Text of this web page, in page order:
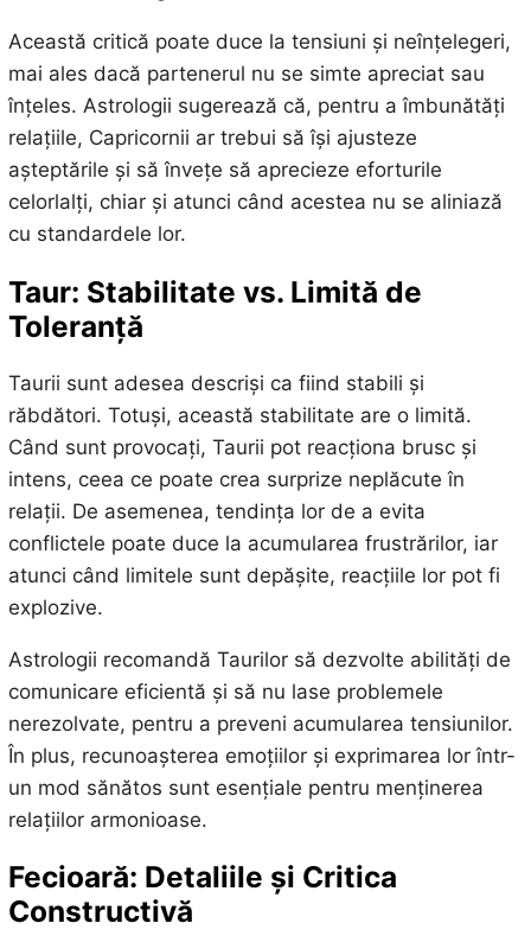
Această critică poate duce la tensiuni și neînțelegeri,
mai ales dacă partenerul nu se simte apreciat sau
înțeles. Astrologii sugerează că, pentru a îmbunătăți
relațiile, Capricornii ar trebui să își ajusteze
așteptările și să învețe să aprecieze eforturile
celorlalți, chiar și atunci când acestea nu se aliniază
cu standardele lor.
Taur: Stabilitate vs. Limită de
Toleranță
Taurii sunt adesea descriși ca fiind stabili și
răbdători. Totuși, această stabilitate are o limită.
Când sunt provocați, Taurii pot reacționa brusc și
intens, ceea ce poate crea surprize neplăcute în
relații. De asemenea, tendința lor de a evita
conflictele poate duce la acumularea frustrărilor, iar
atunci când limitele sunt depășite, reacțiile lor pot fi
explozive.
Astrologii recomandă Taurilor să dezvolte abilități de
comunicare eficientă și să nu lase problemele
nerezolvate, pentru a preveni acumularea tensiunilor.
În plus, recunoașterea emoțiilor și exprimarea lor într-
un mod sănătos sunt esențiale pentru menținerea
relațiilor armonioase.
Fecioară: Detaliile și Critica
Constructivă